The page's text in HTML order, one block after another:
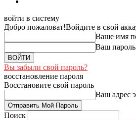
войти в систему
Добро пожаловат!Войдите в свой
Ваше имя
Ваш пароль
Вы забыли свой пароль?
восстановление пароля
Восстановите свой пароль
Ваш адрес
Поиск